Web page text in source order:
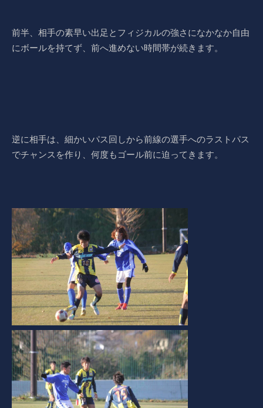
前半、相手の素早い出足とフィジカルの強さになかなか自由
にボールを持てず、前へ進めない時間帯が続きます。
逆に相手は、細かいパス回しから前線の選手へのラストパス
でチャンスを作り、何度もゴール前に迫ってきます。